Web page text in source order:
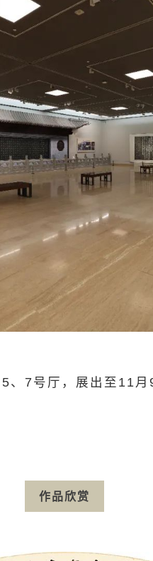
5、 7 号厅，展出至 11 月
作品欣赏